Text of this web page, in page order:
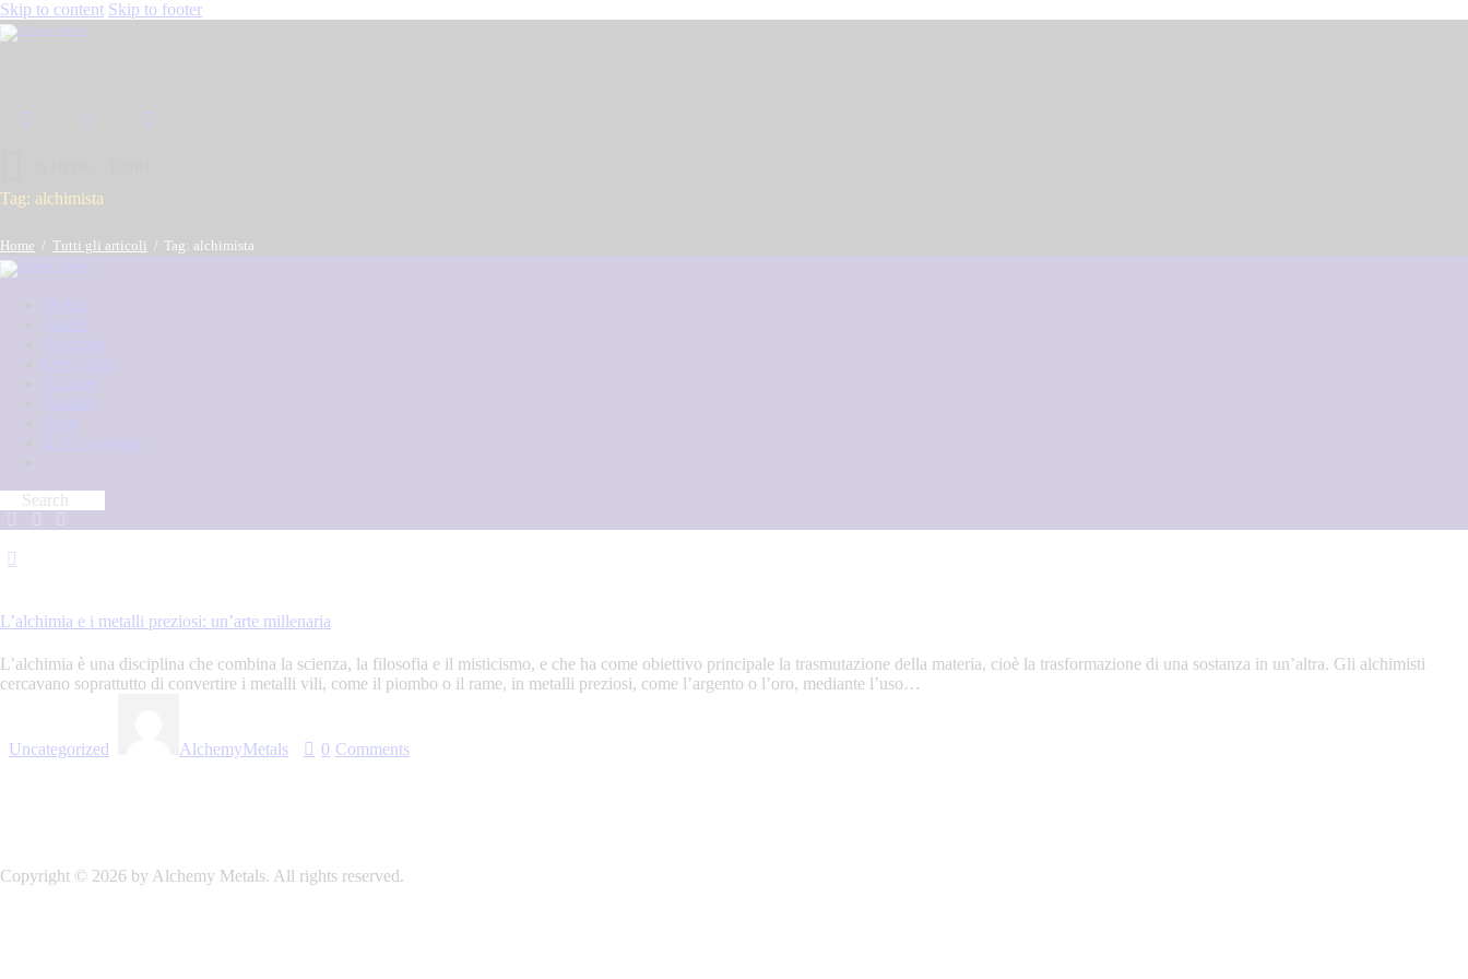
Skip to content Skip to footer
Tag: alchimista
Home Tutti gli articoli Tag: alchimista
Home
Anelli
Bracciali
Orecchini
Collane
Esauriti
Blog
Il mio account
L’alchimia e i metalli preziosi: un’arte millenaria
L’alchimia è una disciplina che combina la scienza, la filosofia e il misticismo, e che ha come obiettivo principale la trasmutazione della materia, cioè la trasformazione di una sostanza in un’altra. Gli alchimisti
cercavano soprattutto di convertire i metalli vili, come il piombo o il rame, in metalli preziosi, come l’argento o l’oro, mediante l’uso…
Uncategorized AlchemyMetals 0 Comments
Copyright © 2026 by Alchemy Metals. All rights reserved.